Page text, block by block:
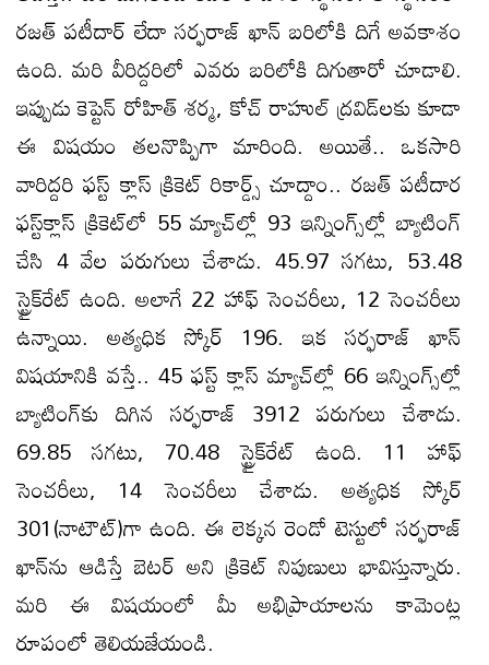
రజత్‌ పటీదార్‌ లేదా సర్ఫరాజ్‌ ఖాన్‌ బరిలోకి దిగే అవకాశం
ఉంది. మరి వీరిద్దరిలో ఎవరు బరిలోకి దిగుతారో చూడాలి.
ఇప్పుడు కెప్టెన్‌ రోహిత్‌ శర్మ, కోచ్‌ రాహుల్‌ ద్రవిడ్‌లకు కూడా
ఈ విషయం తలనొప్పిగా మారింది. అయితే.. ఒకసారి
వారిద్దరి ఫస్ట్‌ క్లాస్‌ క్రికెట్‌ రికార్డ్స్‌ చూద్దాం.. రజత్‌ పటీదార​
ఫస్ట్‌క్లాస్‌ క్రికెట్‌లో 55 మ్యాచ్‌ల్లో 93 ఇన్నింగ్స్‌ల్లో బ్యాటింగ్‌
చేసి 4 వేల పరుగులు చేశాడు. 45.97 సగటు, 53.48
స్ట్రైక్‌రేట్‌ ఉంది. అలాగే 22 హాఫ్‌ సెంచరీలు, 12 సెంచరీలు
ఉన్నాయి. అత్యధిక స్కోర్‌ 196. ఇక సర్ఫరాజ్‌ ఖాన్‌
విషయానికి వస్తే.. 45 ఫస్ట్‌ క్లాస్‌ మ్యాచ్‌ల్లో 66 ఇన్నింగ్స్‌ల్లో
బ్యాటింగ్‌కు దిగిన సర్ఫరాజ్‌ 3912 పరుగులు చేశాడు.
69.85 సగటు, 70.48 స్ట్రైక్‌రేట్‌ ఉంది. 11 హాఫ్‌
సెంచరీలు, 14 సెంచరీలు చేశాడు. అత్యధిక స్కోర్‌
301(నాటౌట్‌)గా ఉంది. ఈ లెక్కన రెండో టెస్టులో సర్ఫరాజ్‌
ఖాన్‌ను ఆడిస్తే బెటర్‌ అని క్రికెట్‌ నిపుణులు భావిస్తున్నారు.
మరి ఈ విషయంలో మీ అభిప్రాయాలను కామెంట్ల
రూపంలో తెలియజేయండి.